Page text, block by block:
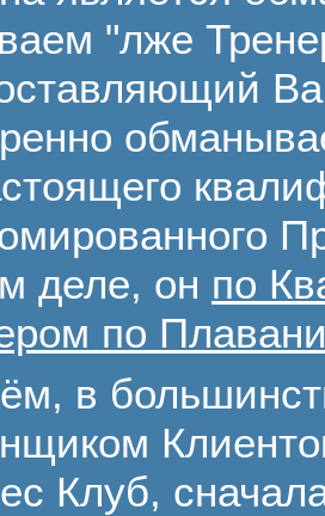
"лже
деле, он по
по
в
Клуб,